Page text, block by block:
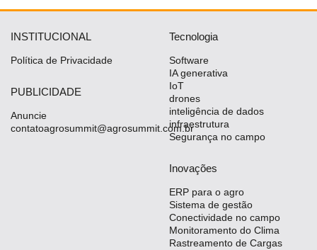
INSTITUCIONAL
Política de Privacidade
PUBLICIDADE
Anuncie
contatoagrosummit@agrosummit.com.br
Tecnologia
Software
IA generativa
IoT
drones
inteligência de dados
infraestrutura
Segurança no campo
Inovações
ERP para o agro
Sistema de gestão
Conectividade no campo
Monitoramento do Clima
Rastreamento de Cargas